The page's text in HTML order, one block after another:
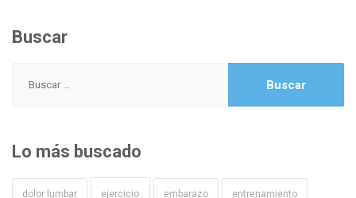
Buscar
Lo más buscado
dolor lumbar ejercicio embarazo entrenamiento